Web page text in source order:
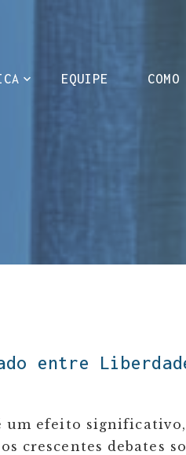
EQUIPE
entre
um efeito
crescentes debates